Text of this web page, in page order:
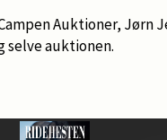
Auktioner, Jørn
selve auktionen.